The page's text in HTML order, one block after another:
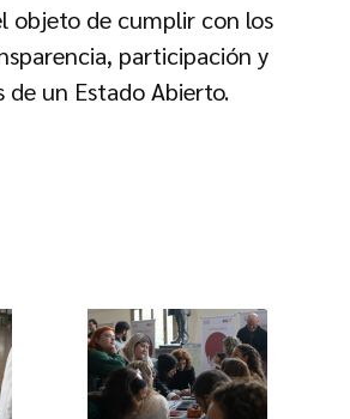
objeto de cumplir con los
participación y
de un Estado Abierto.